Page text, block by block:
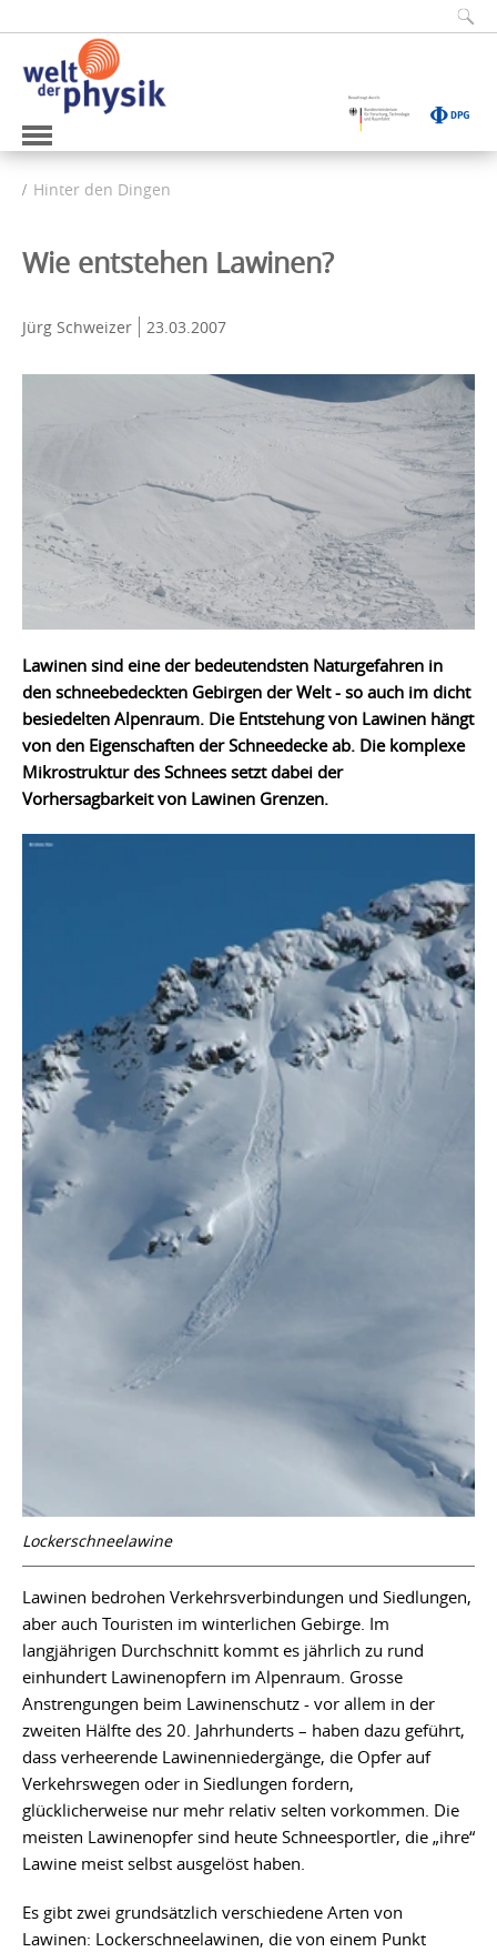
Hinter den Dingen
Wie entstehen Lawinen?
Jürg Schweizer 23.03.2007
Lawinen sind eine der bedeutendsten Naturgefahren in
den schneebedeckten Gebirgen der Welt - so auch im dicht
besiedelten Alpenraum. Die Entstehung von Lawinen hängt
von den Eigenschaften der Schneedecke ab. Die komplexe
Mikrostruktur des Schnees setzt dabei der
Vorhersagbarkeit von Lawinen Grenzen.
Lockerschneelawine
Lawinen bedrohen Verkehrsverbindungen und Siedlungen,
aber auch Touristen im winterlichen Gebirge. Im
langjährigen Durchschnitt kommt es jährlich zu rund
einhundert Lawinenopfern im Alpenraum. Grosse
Anstrengungen beim Lawinenschutz - vor allem in der
zweiten Hälfte des 20. Jahrhunderts – haben dazu geführt,
dass verheerende Lawinenniedergänge, die Opfer auf
Verkehrswegen oder in Siedlungen fordern,
glücklicherweise nur mehr relativ selten vorkommen. Die
meisten Lawinenopfer sind heute Schneesportler, die „ihre“
Lawine meist selbst ausgelöst haben.
Es gibt zwei grundsätzlich verschiedene Arten von
Lawinen: Lockerschneelawinen, die von einem Punkt